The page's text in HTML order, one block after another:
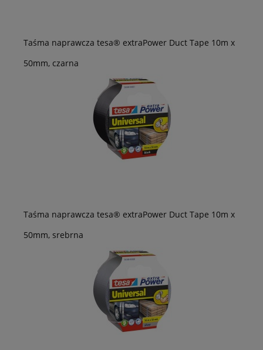
Taśma naprawcza tesa® extraPower Duct Tape 10m x
50mm, czarna
Taśma naprawcza tesa® extraPower Duct Tape 10m x
50mm, srebrna